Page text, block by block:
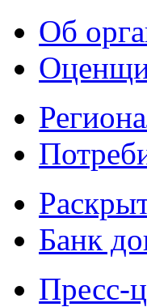
Об
Банк
Пресс-